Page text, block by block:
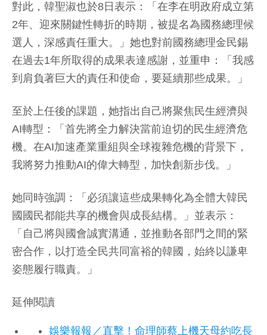
對此，韓聖淑也於8日表示：「在李在明政府成立第
2年、迎來關鍵性轉折的時期，被提名為國務總理候
選人，深感責任重大。」她也對前國務總理金民錫
在過去1年所取得的成果表達感謝，並重申：「我感
到肩負著巨大的責任和使命，要延續那些成果。」
至於上任後的課題，她指出自己將聚焦民生經濟與
AI轉型：「首先將全力解決當前迫切的民生經濟危
機。在AI加速產業重組與全球複雜危機的背景下，
我將努力推動AI的偉大轉型，加快創新步伐。」
她同時強調：「必須讓這些成果轉化為全體大韓民
國國民都能共享的機會與成長結構。」並表示：
「自己將與國會誠實溝通，並推動各部門之間的緊
密合作，以打造全民共同富裕的韓國，始終以謙卑
姿態履行職責。」
延伸閱讀
娛樂報報／直擊！命理師蔡上機天母約吃長